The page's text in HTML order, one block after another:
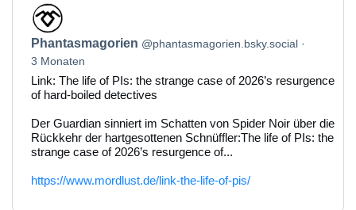
Beitrag
von
Phantasmagorien
auf
Bluesky
ansehen
Phantasmagorien @phantasmagorien.bsky.social
3 Monaten
Link: The life of PIs: the strange case of 2026’s resurgence
of hard-boiled detectives
Der Guardian sinniert im Schatten von Spider Noir über die
Rückkehr der hartgesottenen Schnüffler:The life of PIs: the
strange case of 2026’s resurgence of...
https://www.mordlust.de/link-the-life-of-pis/